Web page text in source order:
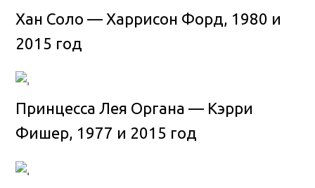
Хан Соло — Харрисон Форд, 1980 и
2015 год
Принцесса Лея Органа — Кэрри
Фишер, 1977 и 2015 год